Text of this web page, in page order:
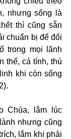
nhưng sống là
thì cũng sẵn
chuẩn bị để đối
trong mọi lãnh
thể, cá tính, thú
khi còn sống
Chúa, lắm lúc
nhưng cũng
lắm khi phải